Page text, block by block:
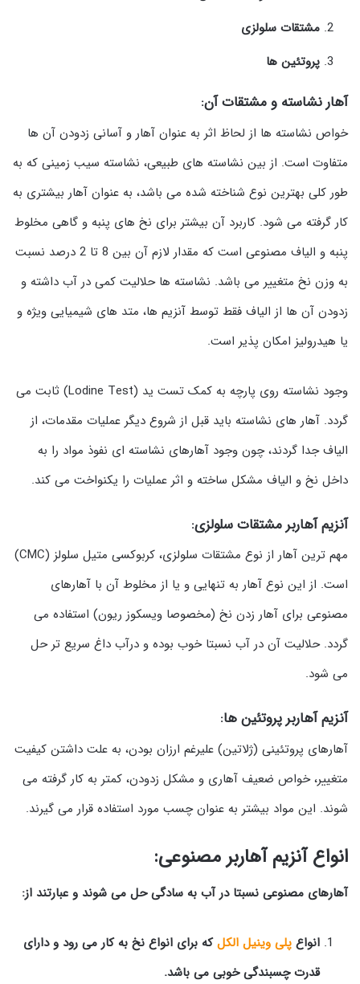
مشتقات سلولزی
پروتئین ها
آهار نشاسته و مشتقات آن:
خواص نشاسته ها از لحاظ اثر به عنوان آهار و آسانی زدودن آن ها
متفاوت است. از بین نشاسته های طبیعی، نشاسته سیب زمینی که به
طور کلی بهترین نوع شناخته شده می باشد، به عنوان آهار بیشتری به
کار گرفته می شود. کاربرد آن بیشتر برای نخ های پنبه و گاهی مخلوط
پنبه و الیاف مصنوعی است که مقدار لازم آن بین 8 تا 2 درصد نسبت
به وزن نخ متغییر می باشد. نشاسته ها حلالیت کمی در آب داشته و
زدودن آن ها از الیاف فقط توسط آنزیم ها، متد های شیمیایی ویژه و
یا هیدرولیز امکان پذیر است.
وجود نشاسته روی پارچه به کمک تست ید (Lodine Test) ثابت می
گردد. آهار های نشاسته باید قبل از شروع دیگر عملیات مقدمات، از
الیاف جدا گردند، چون وجود آهارهای نشاسته ای نفوذ مواد را به
داخل نخ و الیاف مشکل ساخته و اثر عملیات را یکنواخت می کند.
آنزیم آهاربر مشتقات سلولزی:
مهم ترین آهار از نوع مشتقات سلولزی، کربوکسی متیل سلولز (CMC)
است. از این نوع آهار به تنهایی و یا از مخلوط آن با آهارهای
مصنوعی برای آهار زدن نخ (مخصوصا ویسکوز ریون) استفاده می
گردد. حلالیت آن در آب نسبتا خوب بوده و درآب داغ سریع تر حل
می شود.
آنزیم آهاربر پروتئین ها:
آهارهای پروتئینی (ژلاتین) علیرغم ارزان بودن، به علت داشتن کیفیت
متغییر، خواص ضعیف آهاری و مشکل زدودن، کمتر به کار گرفته می
شوند. این مواد بیشتر به عنوان چسب مورد استفاده قرار می گیرند.
انواع آنزیم آهاربر مصنوعی:
آهارهای مصنوعی نسبتا در آب به سادگی حل می شوند و عبارتند از:
انواع پلی وینیل الکلکه برای انواع نخ به کار می رود و دارای
قدرت چسبندگی خوبی می باشد.